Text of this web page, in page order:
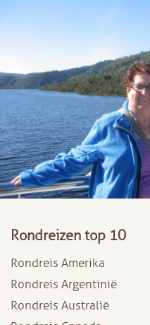
Rondreizen top 10
Rondreis Amerika
Rondreis Argentinië
Rondreis Australië